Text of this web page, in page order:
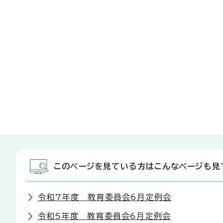
このページを見ている方はこんなページも見
令和7年度 教育委員会6月定例会
令和5年度 教育委員会6月定例会